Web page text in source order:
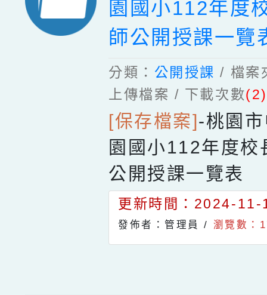
園國小112年度
師公開授課一覽
分類： 公開授課 / 檔案
上傳檔案 / 下載次數(2)
[保存檔案]-桃園
園國小112年度校
公開授課一覽表
更新時間：2024-
發佈者：管理員 / 瀏覽數：